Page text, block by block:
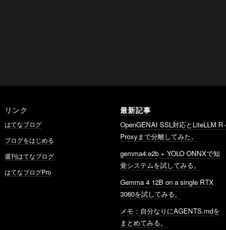
リンク
はてなブログ
ブログをはじめる
週刊はてなブログ
はてなブログPro
最新記事
OpenGENAI SSL対応とLiteLLM R-
Proxyまで分離してみた。
gemma4:e2b + YOLO ONNXで知
覚システムを試してみる。
Gemma 4 12B on a single RTX
3060を試してみる。
メモ：自分なりにAGENTS.mdを
まとめてみる。